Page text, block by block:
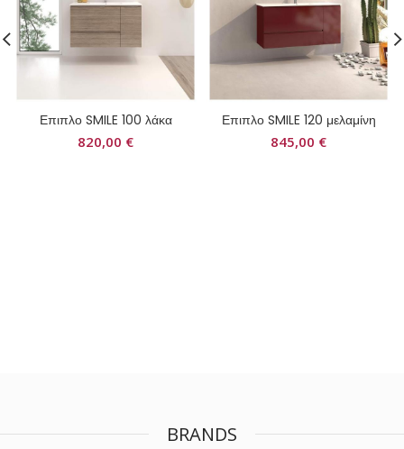
Επιπλο SMILE 100 λάκα
820,00 €
Επιπλο SMILE 120 μελαμίνη
845,00 €
BRANDS